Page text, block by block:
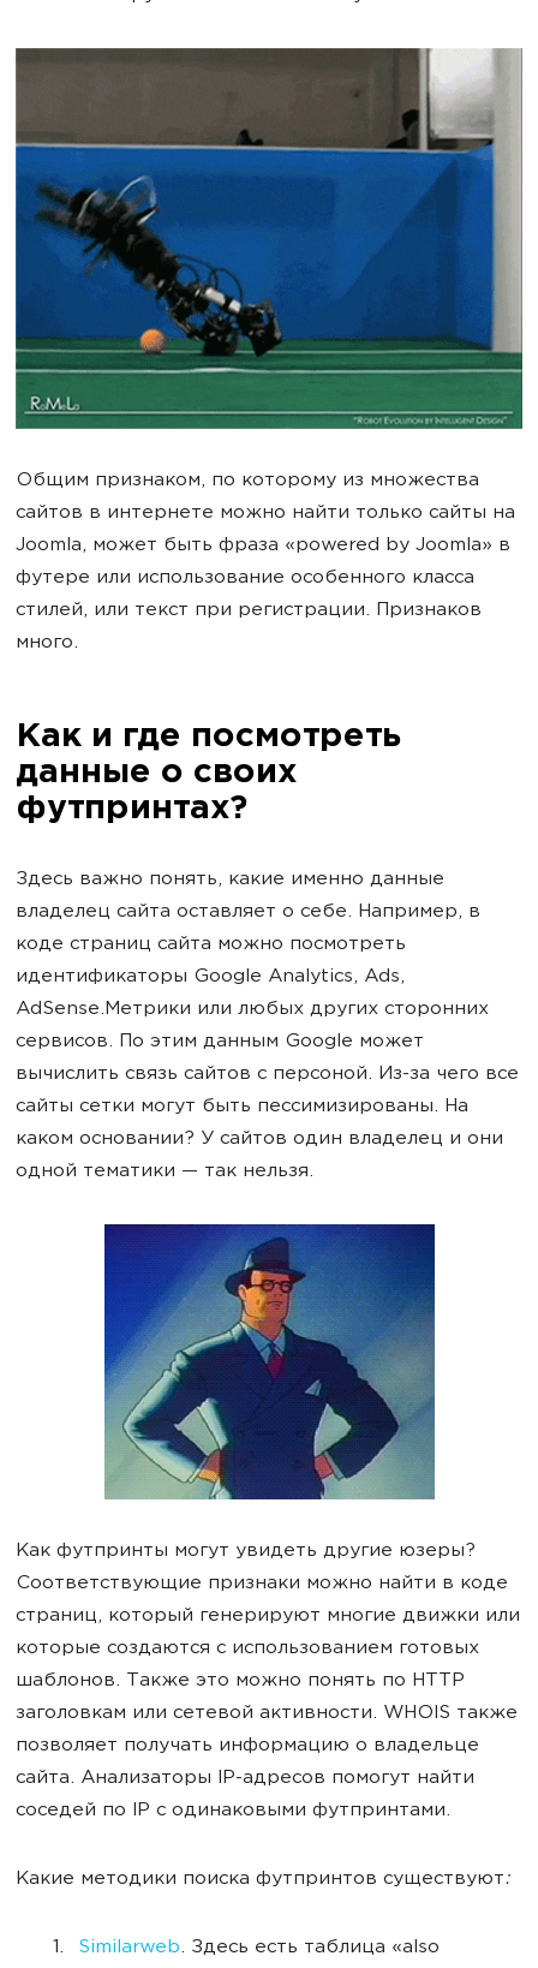
Общим признаком, по которому из множества
сайтов в интернете можно найти только сайты на
Joomla, может быть фраза «powered by Joomla» в
футере или использование особенного класса
стилей, или текст при регистрации. Признаков
много.
Как и где посмотреть
данные о своих
футпринтах?
Здесь важно понять, какие именно данные
владелец сайта оставляет о себе. Например, в
коде страниц сайта можно посмотреть
идентификаторы Google Analytics, Ads,
AdSense.Метрики или любых других сторонних
сервисов. По этим данным Google может
вычислить связь сайтов с персоной. Из-за чего все
сайты сетки могут быть пессимизированы. На
каком основании? У сайтов один владелец и они
одной тематики — так нельзя.
Как футпринты могут увидеть другие юзеры?
Соответствующие признаки можно найти в коде
страниц, который генерируют многие движки или
которые создаются с использованием готовых
шаблонов. Также это можно понять по HTTP
заголовкам или сетевой активности. WHOIS также
позволяет получать информацию о владельце
сайта. Анализаторы IP-адресов помогут найти
соседей по IP с одинаковыми футпринтами.
Какие методики поиска футпринтов существуют:
Similarweb. Здесь есть таблица «also